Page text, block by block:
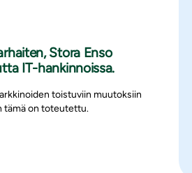
Stora Enso
IT-hankinnoissa.
toistuviin muutoksiin
tämä on toteutettu.